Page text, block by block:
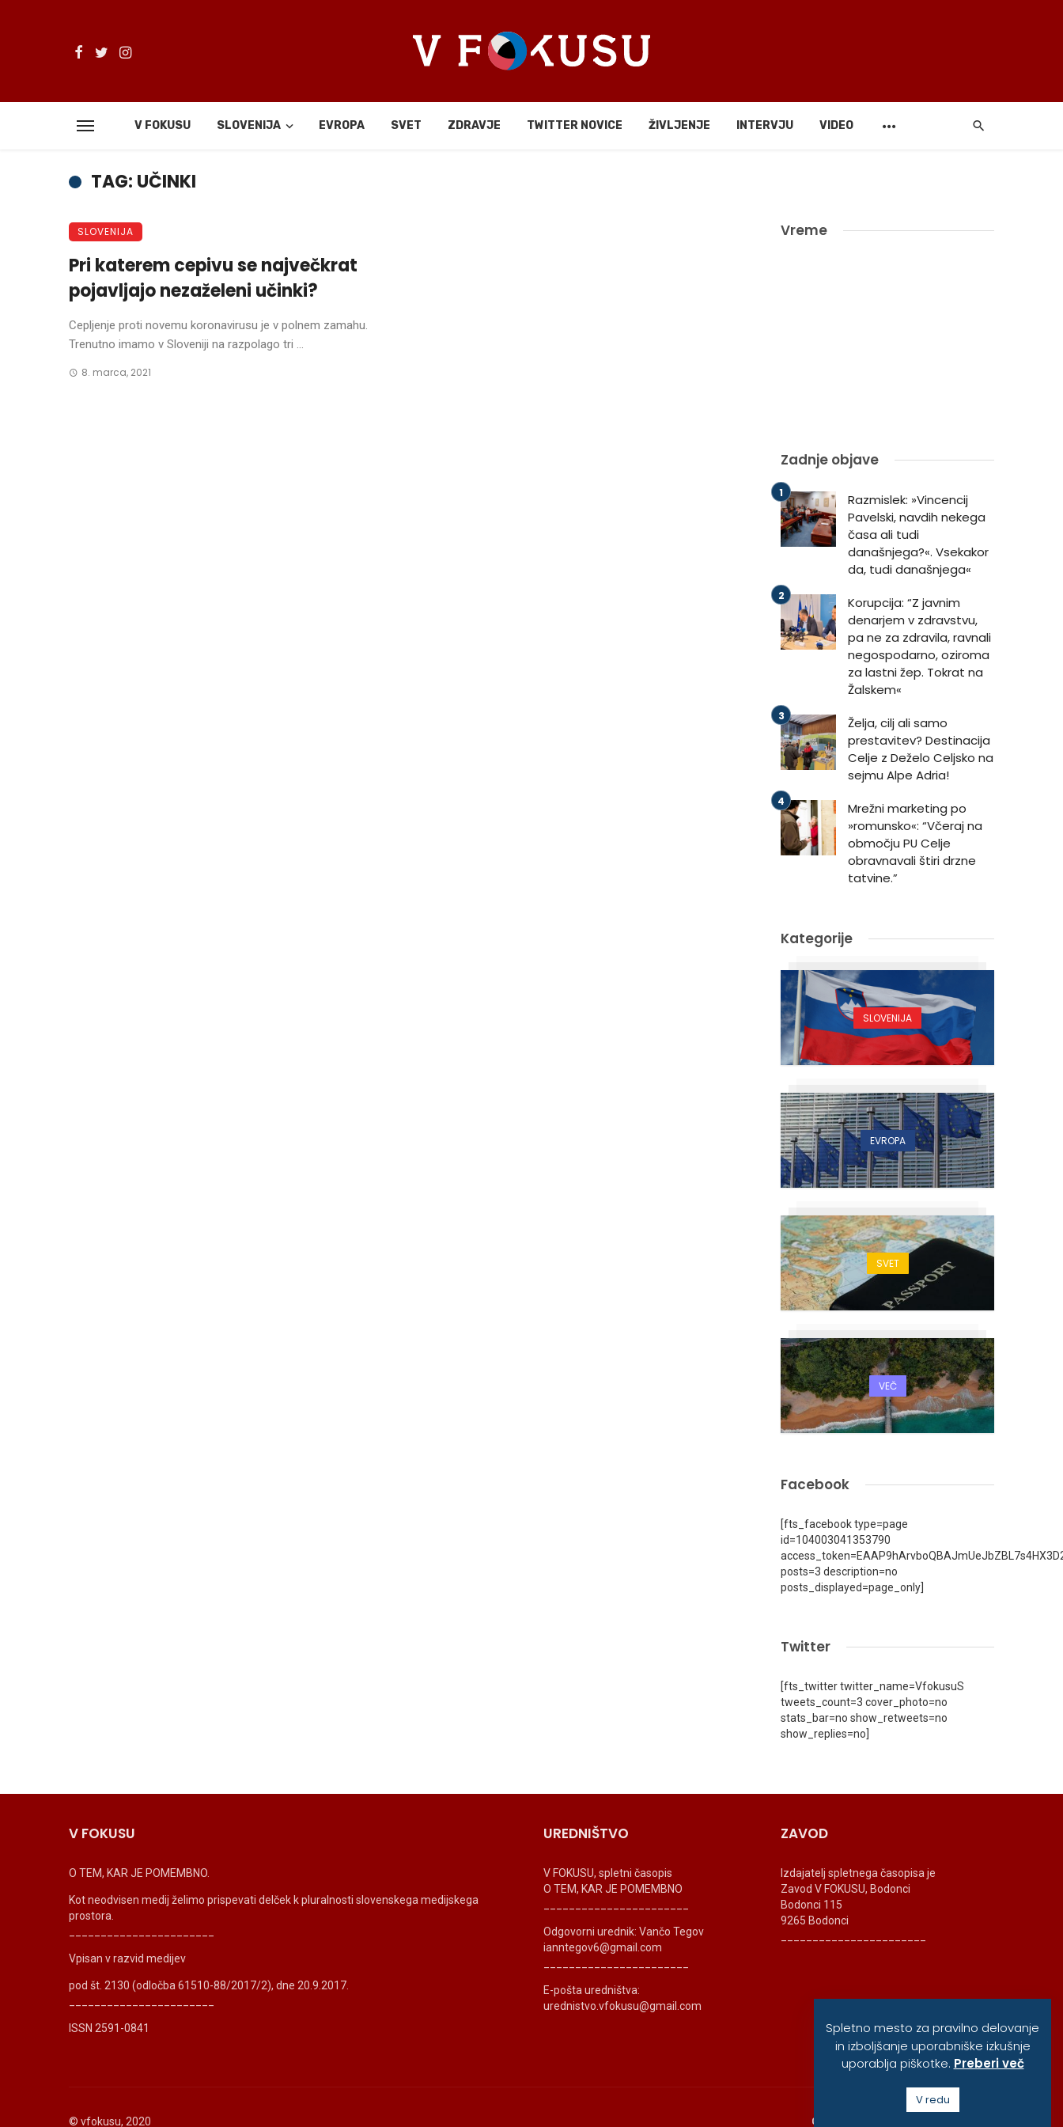
V FOKUSU SLOVENIJA EVROPA SVET ZDRAVJE TWITTER NOVICE ŽIVLJENJE INTERVJU VIDEO
TAG: UČINKI
SLOVENIJA
Pri katerem cepivu se največkrat
pojavljajo nezaželeni učinki?
Cepljenje proti novemu koronavirusu je v polnem zamahu.
Trenutno imamo v Sloveniji na razpolago tri ...
8. marca, 2021
Vreme
Zadnje objave
Razmislek: »Vincencij
Pavelski, navdih nekega
časa ali tudi
današnjega?«. Vsekakor
da, tudi današnjega«
Korupcija: “Z javnim
denarjem v zdravstvu,
pa ne za zdravila, ravnali
negospodarno, oziroma
za lastni žep. Tokrat na
Žalskem«
Želja, cilj ali samo
prestavitev? Destinacija
Celje z Deželo Celjsko na
sejmu Alpe Adria!
Mrežni marketing po
»romunsko«: “Včeraj na
območju PU Celje
obravnavali štiri drzne
tatvine.”
Kategorije
SLOVENIJA
EVROPA
SVET
VEČ
Facebook
[fts_facebook type=page
id=104003041353790
posts=3 description=no
posts_displayed=page_only]
Twitter
[fts_twitter twitter_name=VfokusuS
tweets_count=3 cover_photo=no
stats_bar=no show_retweets=no
show_replies=no]
V FOKUSU
O TEM, KAR JE POMEMBNO.
Kot neodvisen medij želimo prispevati delček k pluralnosti slovenskega medijskega
prostora.
Vpisan v razvid medijev
pod št. 2130 (odločba 61510-88/2017/2), dne 20.9.2017.
ISSN 2591-0841
UREDNIŠTVO
V FOKUSU, spletni časopis
O TEM, KAR JE POMEMBNO
Odgovorni urednik: Vančo Tegov
ianntegov6@gmail.com
E-pošta uredništva:
urednistvo.vfokusu@gmail.com
ZAVOD
Izdajatelj spletnega časopisa je
Zavod V FOKUSU, Bodonci
Bodonci 115
9265 Bodonci
© vfokusu, 2020 O ZAVODU
Spletno mesto za pravilno delovanje
in izboljšanje uporabniške izkušnje
uporablja piškotke. Preberi več
V redu